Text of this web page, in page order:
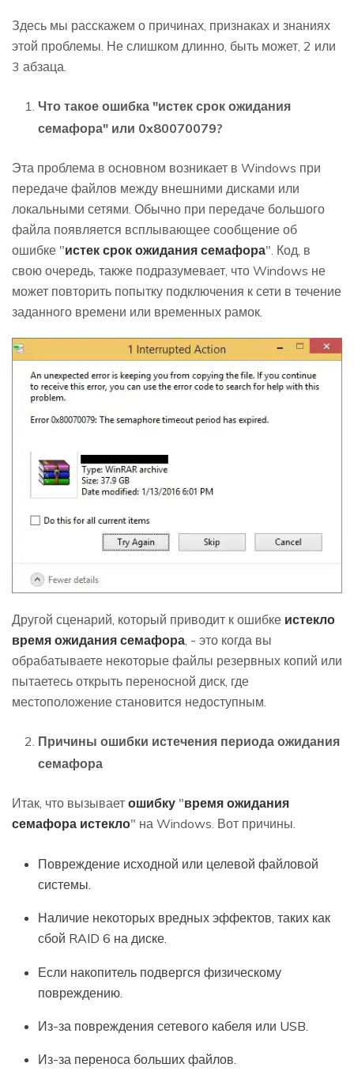
Здесь мы расскажем о причинах, признаках и знаниях
этой проблемы. Не слишком длинно, быть может, 2 или
3 абзаца.
Что такое ошибка "истек срок ожидания
семафора" или 0x80070079?
Эта проблема в основном возникает в Windows при
передаче файлов между внешними дисками или
локальными сетями. Обычно при передаче большого
файла появляется всплывающее сообщение об
ошибке "истек срок ожидания семафора". Код, в
свою очередь, также подразумевает, что Windows не
может повторить попытку подключения к сети в течение
заданного времени или временных рамок.
Другой сценарий, который приводит к ошибке истекло
время ожидания семафора , - это когда вы
обрабатываете некоторые файлы резервных копий или
пытаетесь открыть переносной диск, где
местоположение становится недоступным.
Причины ошибки истечения периода ожидания
семафора
Итак, что вызывает ошибку "время ожидания
семафора истекло" на Windows. Вот причины.
Повреждение исходной или целевой файловой
системы.
Наличие некоторых вредных эффектов, таких как
сбой RAID 6 на диске.
Если накопитель подвергся физическому
повреждению.
Из-за повреждения сетевого кабеля или USB.
Из-за переноса больших файлов.